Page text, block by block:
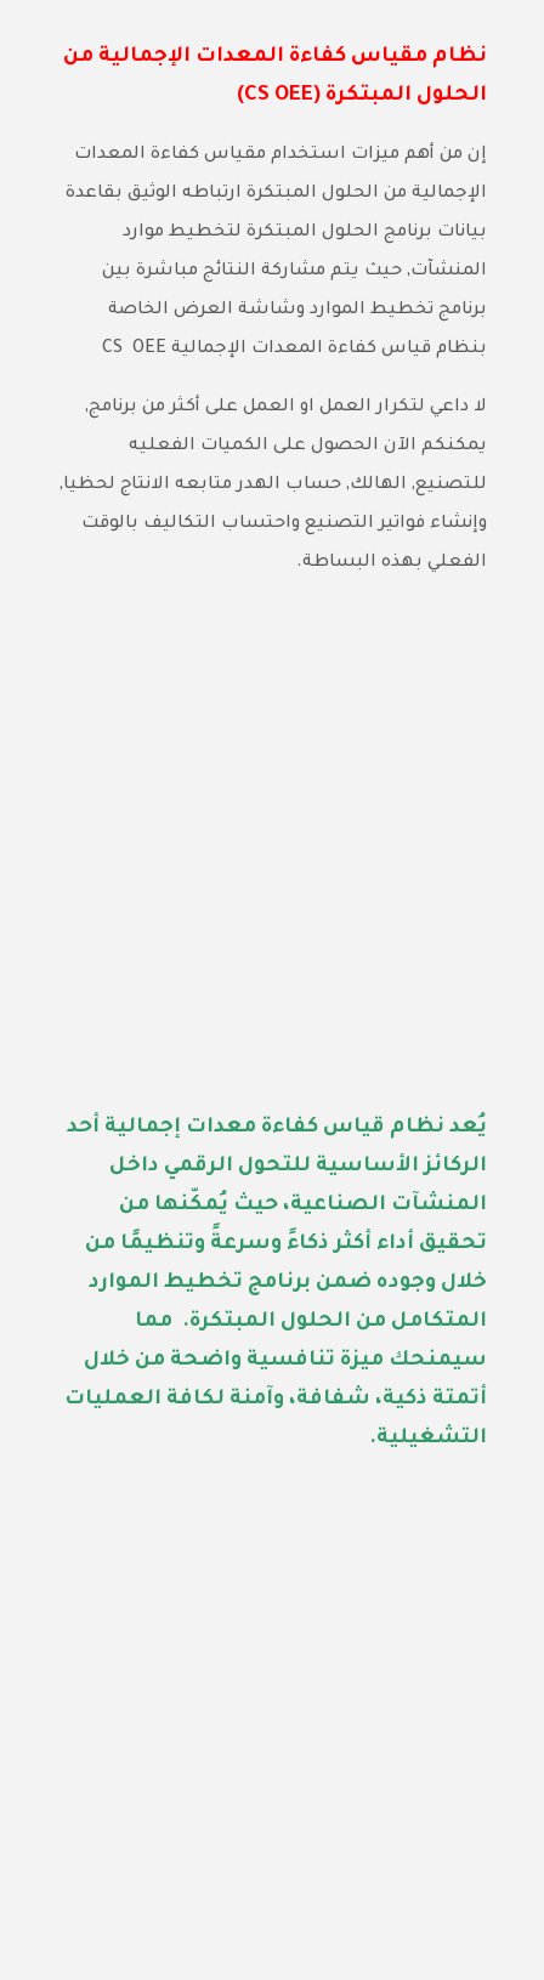
نظام مقياس كفاءة المعدات الإجمالية من
الحلول المبتكرة (CS OEE)
إن من أهم ميزات استخدام مقياس كفاءة المعدات
الإجمالية من الحلول المبتكرة ارتباطه الوثيق بقاعدة
بيانات برنامج الحلول المبتكرة لتخطيط موارد
المنشآت, حيث يتم مشاركة النتائج مباشرة بين
برنامج تخطيط الموارد وشاشة العرض الخاصة
بنظام قياس كفاءة المعدات الإجمالية CS OEE
لا داعي لتكرار العمل او العمل على أكثر من برنامج,
يمكنكم الآن الحصول على الكميات الفعليه
للتصنيع, الهالك, حساب الهدر متابعه الانتاج لحظيا,
وإنشاء فواتير التصنيع واحتساب التكاليف بالوقت
الفعلي بهذه البساطة.
يُعد نظام قياسكفاءة معدات إجمالية أحد
الركائز الأساسية للتحول الرقمي داخل
المنشآت الصناعية، حيث يُمكّنها من
تحقيق أداء أكثر ذكاءً وسرعةً وتنظيمًا من
خلال وجوده ضمن برنامج تخطيط الموارد
المتكامل من الحلول المبتكرة. مما
سيمنحك ميزة تنافسية واضحة من خلال
أتمتة ذكية، شفافة، وآمنة لكافة العمليات
التشغيلية.